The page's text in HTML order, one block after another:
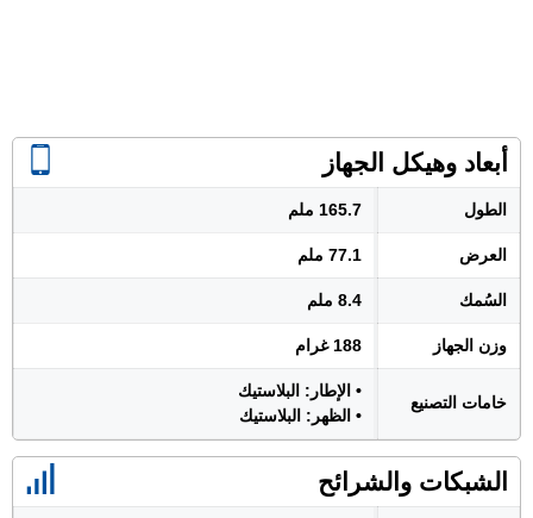
أبعاد وهيكل الجهاز
الطول 165.7 ملم
العرض 77.1 ملم
السُمك 8.4 ملم
وزن الجهاز 188 غرام
خامات التصنيع
• الإطار: البلاستيك
• الظهر: البلاستيك
الشبكات والشرائح